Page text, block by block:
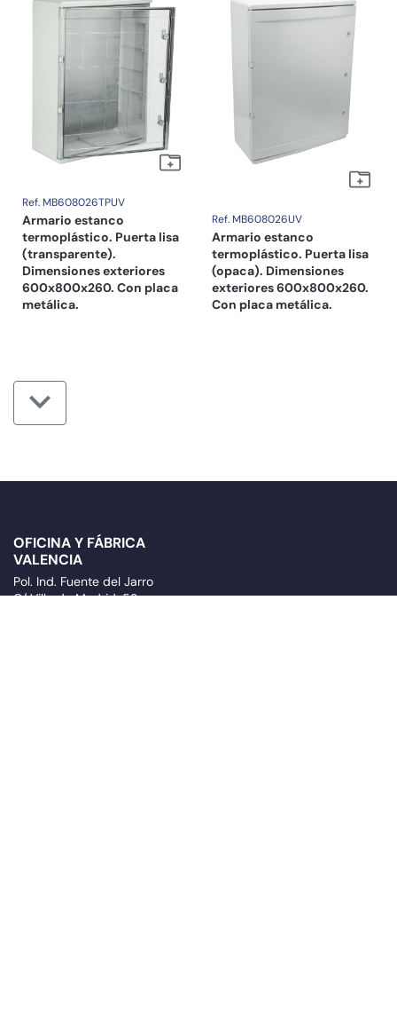
Ref. MB608026TPUV
Armario estanco
termoplástico. Puerta lisa
(transparente).
Dimensiones exteriores
600x800x260. Con placa
metálica.
Ref. MB608026UV
Armario estanco
termoplástico. Puerta lisa
(opaca). Dimensiones
exteriores 600x800x260.
Con placa metálica.
OFICINA Y FÁBRICA
VALENCIA
Pol. Ind. Fuente del Jarro
C/ Villa de Madrid, 53